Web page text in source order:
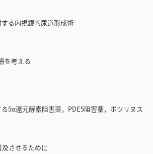
る内視鏡的尿道形成術
を考える
5α還元酵素阻害薬，PDE5阻害薬，ボツリヌス
させるために